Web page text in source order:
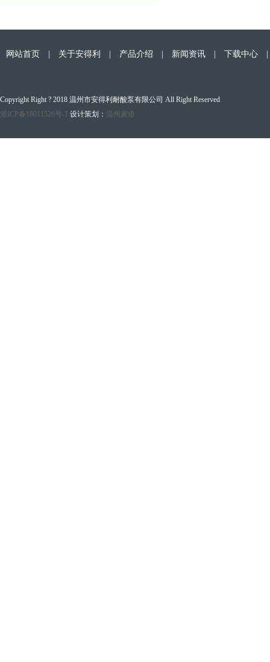
网站首页 关于安得利 产品介绍 新闻资讯 下载中心
Copyright Right ? 2018 温州市安得利耐酸泵有限公司 All Right Reserved
浙ICP备18011526号-1
设计策划： 温州麦道